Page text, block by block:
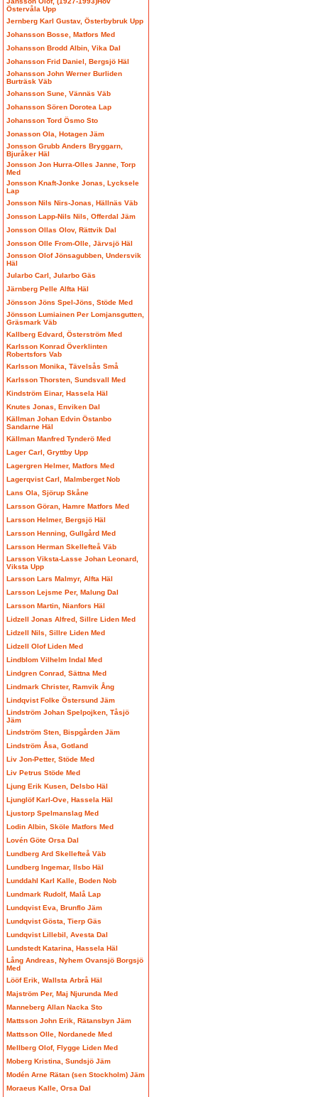
Östervåla Upp
Jernberg Karl Gustav, Österbybruk Upp
Johansson Bosse, Matfors Med
Johansson Brodd Albin, Vika Dal
Johansson Frid Daniel, Bergsjö Häl
Johansson John Werner Burliden
Burträsk Väb
Johansson Sune, Vännäs Väb
Johansson Sören Dorotea Lap
Johansson Tord Ösmo Sto
Jonasson Ola, Hotagen Jäm
Jonsson Grubb Anders Bryggarn,
Bjuråker Häl
Jonsson Jon Hurra-Olles Janne, Torp
Med
Jonsson Knaft-Jonke Jonas, Lycksele
Lap
Jonsson Nils Nirs-Jonas, Hällnäs Väb
Jonsson Lapp-Nils Nils, Offerdal Jäm
Jonsson Ollas Olov, Rättvik Dal
Jonsson Olle From-Olle, Järvsjö Häl
Jonsson Olof Jönsagubben, Undersvik
Häl
Jularbo Carl, Jularbo Gäs
Järnberg Pelle Alfta Häl
Jönsson Jöns Spel-Jöns, Stöde Med
Jönsson Lumiainen Per Lomjansgutten,
Gräsmark Väb
Kallberg Edvard, Österström Med
Karlsson Konrad Överklinten
Robertsfors Vab
Karlsson Monika, Tävelsås Små
Karlsson Thorsten, Sundsvall Med
Kindström Einar, Hassela Häl
Knutes Jonas, Enviken Dal
Källman Johan Edvin Östanbo
Sandarne Häl
Källman Manfred Tynderö Med
Lager Carl, Gryttby Upp
Lagergren Helmer, Matfors Med
Lagerqvist Carl, Malmberget Nob
Lans Ola, Sjörup Skåne
Larsson Göran, Hamre Matfors Med
Larsson Helmer, Bergsjö Häl
Larsson Henning, Gullgård Med
Larsson Herman Skellefteå Väb
Larsson Viksta-Lasse Johan Leonard,
Viksta Upp
Larsson Lars Malmyr, Alfta Häl
Larsson Lejsme Per, Malung Dal
Larsson Martin, Nianfors Häl
Lidzell Jonas Alfred, Sillre Liden Med
Lidzell Nils, Sillre Liden Med
Lidzell Olof Liden Med
Lindblom Vilhelm Indal Med
Lindgren Conrad, Sättna Med
Lindmark Christer, Ramvik Ång
Lindqvist Folke Östersund Jäm
Lindström Johan Spelpojken, Tåsjö
Jäm
Lindström Sten, Bispgården Jäm
Lindström Åsa, Gotland
Liv Jon-Petter, Stöde Med
Liv Petrus Stöde Med
Ljung Erik Kusen, Delsbo Häl
Ljunglöf Karl-Ove, Hassela Häl
Ljustorp Spelmanslag Med
Lodin Albin, Sköle Matfors Med
Lovén Göte Orsa Dal
Lundberg Ard Skellefteå Väb
Lundberg Ingemar, Ilsbo Häl
Lunddahl Karl Kalle, Boden Nob
Lundmark Rudolf, Malå Lap
Lundqvist Eva, Brunflo Jäm
Lundqvist Gösta, Tierp Gäs
Lundqvist Lillebil, Avesta Dal
Lundstedt Katarina, Hassela Häl
Lång Andreas, Nyhem Ovansjö Borgsjö
Med
Lööf Erik, Wallsta Arbrå Häl
Majström Per, Maj Njurunda Med
Manneberg Allan Nacka Sto
Mattsson John Erik, Rätansbyn Jäm
Mattsson Olle, Nordanede Med
Mellberg Olof, Flygge Liden Med
Moberg Kristina, Sundsjö Jäm
Modén Arne Rätan (sen Stockholm) Jäm
Moraeus Kalle, Orsa Dal